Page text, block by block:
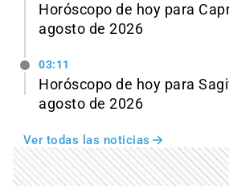
Horóscopo de hoy para
agosto de 2026
03:11
Horóscopo de hoy para
agosto de 2026
Ver todas las noticias